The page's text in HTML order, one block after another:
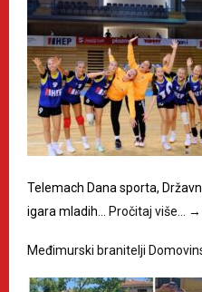
Telemach Dana sporta,
igara mladih…
Pročitaj više… →
Međimurski branitelji